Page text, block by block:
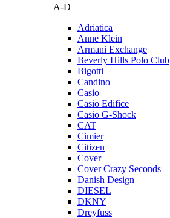
A-D
Adriatica
Anne Klein
Armani Exchange
Beverly Hills Polo Club
Bigotti
Candino
Casio
Casio Edifice
Casio G-Shock
CAT
Cimier
Citizen
Cover
Cover Crazy Seconds
Danish Design
DIESEL
DKNY
Dreyfuss